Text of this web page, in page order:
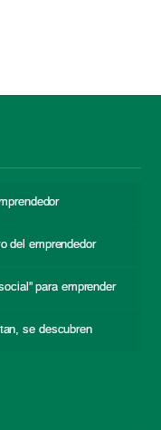
del emprendedor
para emprender
se descubren